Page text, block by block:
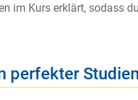
im Kurs erklärt, sodass
perfekter